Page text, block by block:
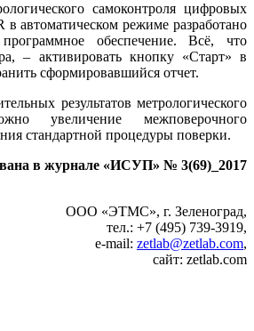
самоконтроля цифровых
в автоматическом режиме разработано
программное обеспечение. Всё, что
– активировать кнопку «Старт» в
сформировавшийся отчет.
результатов метрологического
увеличение межповерочного
стандартной процедуры поверки.
в журнале «ИСУП» № 3(69)_2017
ООО «ЭТМС», г. Зеленоград,
тел.: +7 (495) 739‑3919,
e‑mail: zetlab@zetlab.com,
сайт: zetlab.com